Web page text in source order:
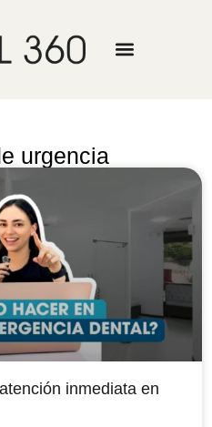
urgencia
inmediata en